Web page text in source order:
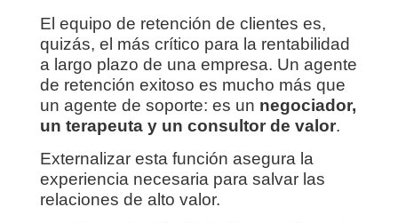
El equipo de retención de clientes es,
quizás, el más crítico para la rentabilidad
a largo plazo de una empresa. Un agente
de retención exitoso es mucho más que
un agente de soporte: es un negociador,
un terapeuta y un consultor de valor.
Externalizar esta función asegura la
experiencia necesaria para salvar las
relaciones de alto valor.